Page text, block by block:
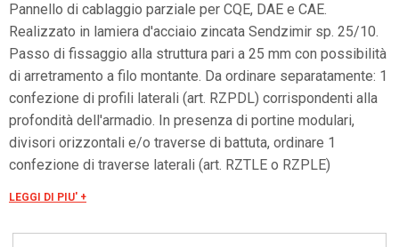
Pannello di cablaggio parziale per CQE, DAE e CAE.
Realizzato in lamiera d'acciaio zincata Sendzimir sp. 25/10.
Passo di fissaggio alla struttura pari a 25 mm con possibilità
di arretramento a filo montante. Da ordinare separatamente: 1
confezione di profili laterali (art. RZPDL) corrispondenti alla
profondità dell'armadio. In presenza di portine modulari,
divisori orizzontali e/o traverse di battuta, ordinare 1
confezione di traverse laterali (art. RZTLE o RZPLE)
LEGGI DI PIU' +